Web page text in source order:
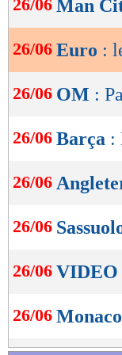
de
OK
26/06 Man
26/06 Euro :
26/06 OM :
26/06 Barça :
26/06
26/06
26/06 VIDEO
26/06 Monaco